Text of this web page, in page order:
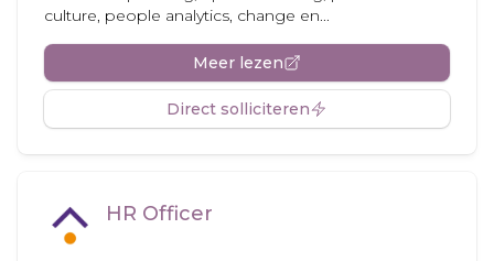
culture, people analytics, change en...
Meer lezen
Direct solliciteren
HR Officer